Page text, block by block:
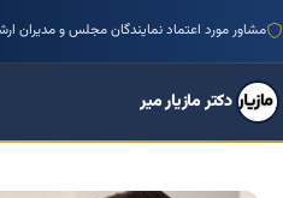
مشاور مورد اعتماد نمایندگان مجلس و مدیران ارشد
منتور بیش از ۱۰۰۰ کسب‌وکار ایرانی
دکتر مازیار میر